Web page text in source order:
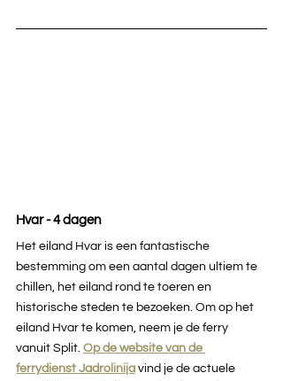
Hvar - 4 dagen
Het eiland Hvar is een fantastische
bestemming om een aantal dagen ultiem te
chillen, het eiland rond te toeren en
historische steden te bezoeken. Om op het
eiland Hvar te komen, neem je de ferry
vanuit Split. Op de website van de
ferrydienst Jadrolinija vind je de actuele